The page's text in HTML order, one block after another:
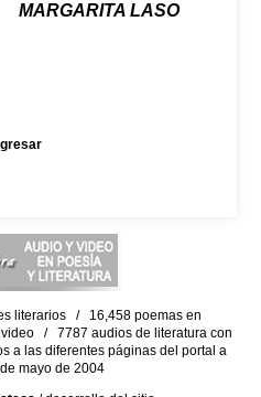
MARGARITA LASO
literarios / 16,458 poemas en
/ 7787 audios de literatura con
a las diferentes páginas del portal a
mayo de 2004